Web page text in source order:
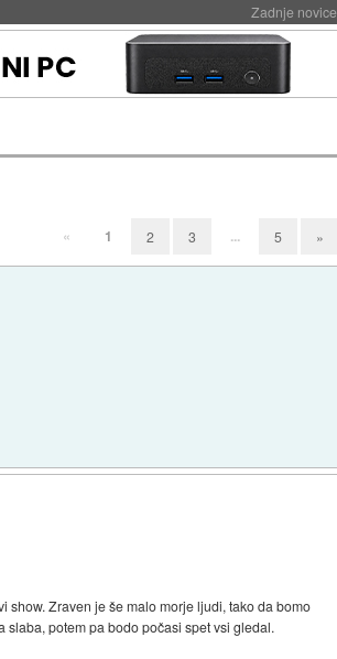
Zadnje novice
« 1 2 3 ... 5 »
show. Zraven je še malo morje ljudi, tako da bomo
potem pa bodo počasi spet vsi gledal.